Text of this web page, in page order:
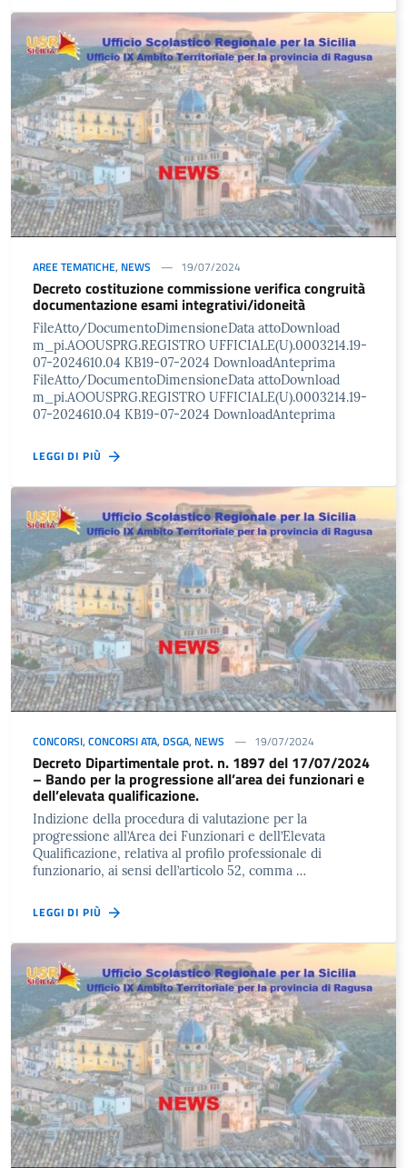
AREE TEMATICHE, NEWS 19/07/2024
Decreto costituzione commissione verifica congruità
documentazione esami integrativi/idoneità
FileAtto/DocumentoDimensioneData attoDownload
m_pi.AOOUSPRG.REGISTRO UFFICIALE(U).0003214.19-
07-2024610.04 KB19-07-2024 DownloadAnteprima
FileAtto/DocumentoDimensioneData attoDownload
m_pi.AOOUSPRG.REGISTRO UFFICIALE(U).0003214.19-
07-2024610.04 KB19-07-2024 DownloadAnteprima
LEGGI DI PIÙ
CONCORSI, CONCORSI ATA, DSGA, NEWS 19/07/2024
Decreto Dipartimentale prot. n. 1897 del 17/07/2024
– Bando per la progressione all’area dei funzionari e
dell’elevata qualificazione.
Indizione della procedura di valutazione per la
progressione all’Area dei Funzionari e dell’Elevata
Qualificazione, relativa al profilo professionale di
funzionario, ai sensi dell’articolo 52, comma …
LEGGI DI PIÙ